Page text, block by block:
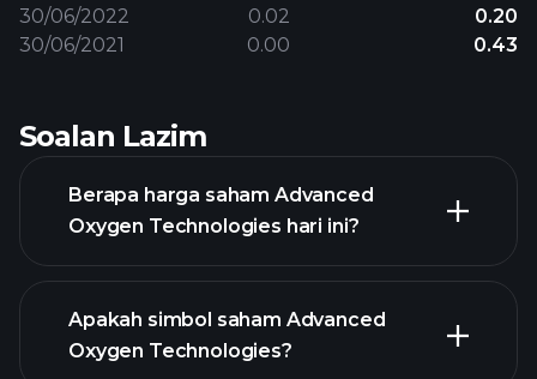
30/06/2022
0.02
0.20
30/06/2021
0.00 0.43
Soalan Lazim
Berapa harga saham Advanced
Oxygen Technologies hari ini?
Apakah simbol saham Advanced
Oxygen Technologies?